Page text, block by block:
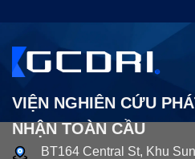
VIỆN NGHIÊN CỨU
NHẬN TOÀN CẦU
BT164 Central St, Khu